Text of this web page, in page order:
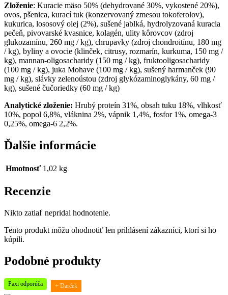
Zloženie: Kuracie mäso 50% (dehydrované 30%, vykostené 20%),
ovos, pšenica, kurací tuk (konzervovaný zmesou tokoferolov),
kukurica, lososový olej (2%), sušené jablká, hydrolyzovaná kuracia
pečeň, pivovarské kvasnice, kolagén, ulity kôrovcov (zdroj
glukozamínu, 260 mg / kg), chrupavky (zdroj chondroitínu, 180 mg
/ kg), byliny a ovocie (klinček, citrusy, rozmarín, kurkuma, 150 mg /
kg), mannan-oligosacharidy (150 mg / kg), fruktooligosacharidy
(100 mg / kg), juka Mohave (100 mg / kg), sušený harmanček (90
mg / kg), slávky zelenoústou (zdroj glykózaminoglykány, 60 mg /
kg), sušené čučoriedky (60 mg / kg)
Analytické zloženie: Hrubý proteín 31%, obsah tuku 18%, vlhkosť
10%, popol 6,8%, vláknina 2%, vápnik 1,4%, fosfor 1%, omega-3
0,25%, omega-6 2,2%.
Ďalšie informácie
Hmotnosť 1,02 kg
Recenzie
Nikto zatiaľ nepridal hodnotenie.
Tento produkt môžu ohodnotiť len prihlásení zákazníci, ktorí si ho
kúpili.
Podobné produkty
Paxi odporúča + Darček